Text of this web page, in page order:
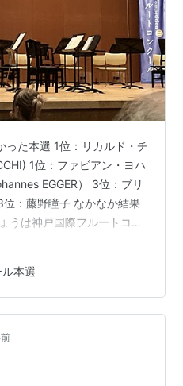
った本選 1位：リカルド・チ
1位：ファビアン・ヨハ
EGGER） 3位：ブリ
：藤野瞳子 なかなか結果
うは神戸国際フルートコン
。 結果発表は18時頃の予
希望者には外出が認めら
るという。 私たちは1時間程
とで、いったん会場を離
本選